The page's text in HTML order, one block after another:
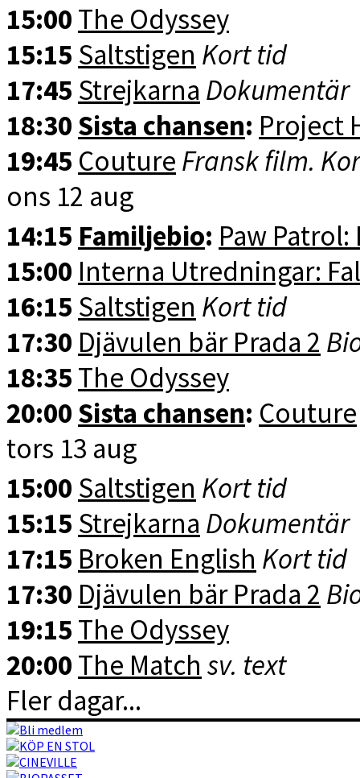
15:00 The Odyssey
15:15 Saltstigen Kort tid
17:45 Strejkarna Dokumentär
18:30 Sista chansen: Project
19:45 Couture Fransk film.
ons 12 aug
14:15 Familjebio: Paw
15:00 Interna Utredningar:
16:15 Saltstigen Kort tid
17:30 Djävulen bär Prada 2
18:35 The Odyssey
20:00 Sista chansen: Couture
tors 13 aug
15:00 Saltstigen Kort tid
15:15 Strejkarna Dokumentär
17:15 Broken English Kort tid
17:30 Djävulen bär Prada 2
19:15 The Odyssey
20:00 The Match sv. text
Fler dagar...